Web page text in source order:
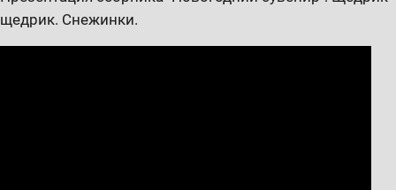
щедрик. Снежинки.